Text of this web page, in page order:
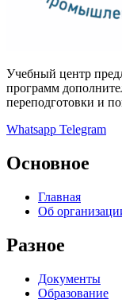
Учебный центр
программ
переподготовки и
Whatsapp Telegram
Основное
Главная
Об
Разное
Документы
Образование